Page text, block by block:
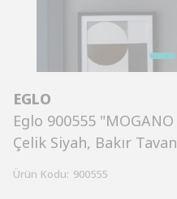
EGLO
Eglo 900555
Çelik Siyah, Bakır
Ürün Kodu: 900555